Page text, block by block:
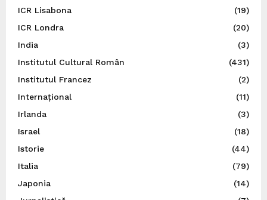
ICR Lisabona
(19)
ICR Londra
(20)
India
(3)
Institutul Cultural Român
(431)
Institutul Francez
(2)
Internațional
(11)
Irlanda
(3)
Israel
(18)
Istorie
(44)
Italia
(79)
Japonia
(14)